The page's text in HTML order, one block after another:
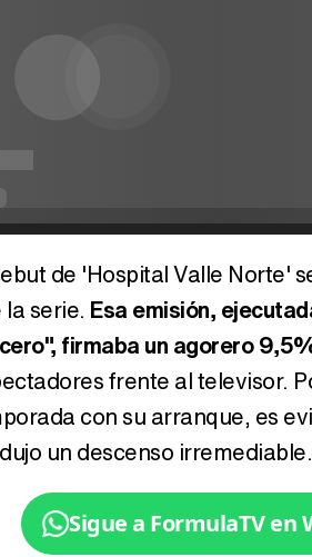
de 'Hospital Valle Norte'
serie. Esa emisión,
firmaba un agorero
frente al televisor.
con su arranque, es
un descenso irremediable.
Sigue a FormulaTV en